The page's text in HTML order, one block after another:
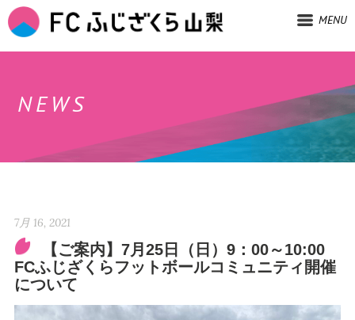
MENU
NEWS
7月 16, 2021
【ご案内】7月25日（日）9：00～10:00
FCふじざくらフットボールコミュニティ開催
について